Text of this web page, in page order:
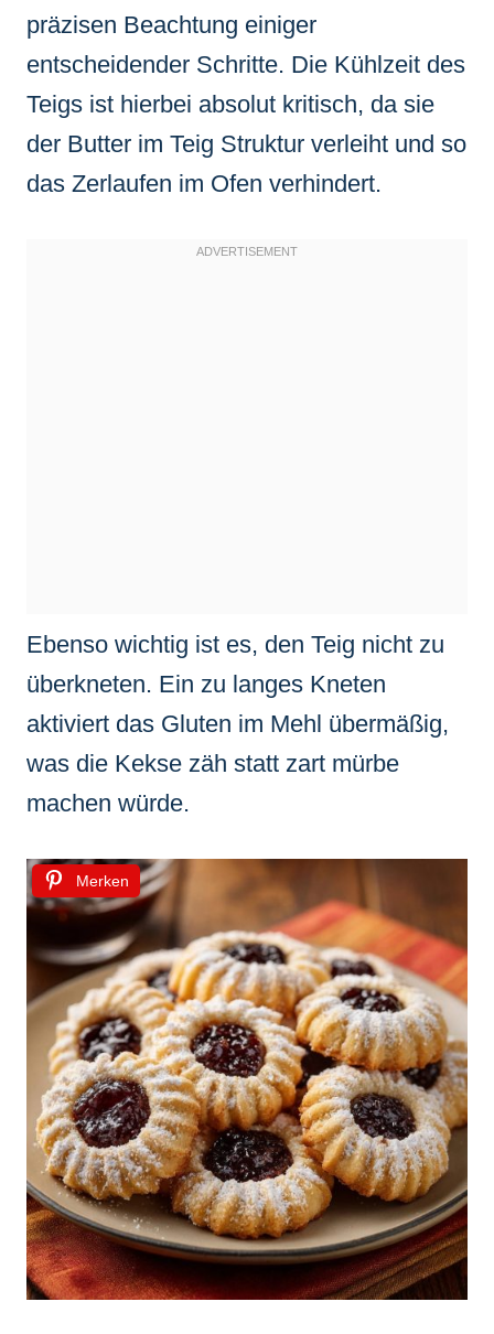
präzisen Beachtung einiger
entscheidender Schritte. Die Kühlzeit des
Teigs ist hierbei absolut kritisch, da sie
der Butter im Teig Struktur verleiht und so
das Zerlaufen im Ofen verhindert.
Ebenso wichtig ist es, den Teig nicht zu
überkneten. Ein zu langes Kneten
aktiviert das Gluten im Mehl übermäßig,
was die Kekse zäh statt zart mürbe
machen würde.
Merken